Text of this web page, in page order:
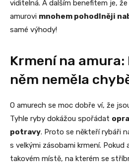
viditelná. A dalším benefitem je,
amurovi mnohem pohodlněji
samé výhody!
Krmení na
něm neměla
O amurech se moc dobře ví, že
Tyhle ryby dokážou spořádat
potravy. Proto se někteří rybáři
s velkými zásobami krmení. Pokud
takovém místě, na kterém se